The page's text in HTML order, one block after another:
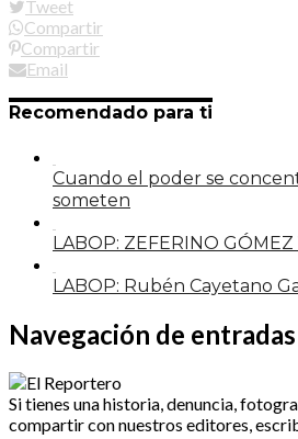
Tweet
Compartir
Compartir
Email
Recomendado para ti
Cuando el poder se
someten
LABOP: ZEFERINO
LABOP: Rubén Cayetano
Navegación de entradas
Si tienes una historia, denuncia,
compartir con nuestros editores,